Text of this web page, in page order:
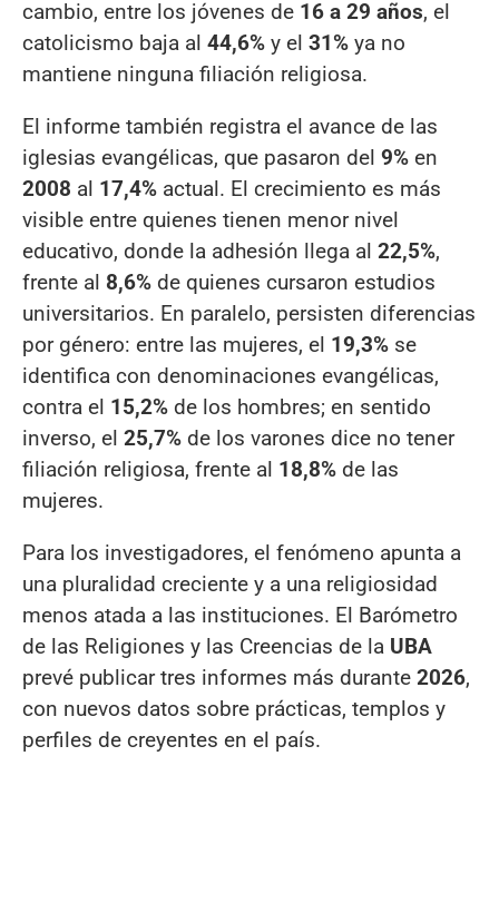
cambio, entre los jóvenes de 16 a 29 años, el
catolicismo baja al 44,6% y el 31% ya no
mantiene ninguna filiación religiosa.
El informe también registra el avance de las
iglesias evangélicas, que pasaron del 9% en
2008 al 17,4% actual. El crecimiento es más
visible entre quienes tienen menor nivel
educativo, donde la adhesión llega al 22,5%,
frente al 8,6% de quienes cursaron estudios
universitarios. En paralelo, persisten diferencias
por género: entre las mujeres, el 19,3% se
identifica con denominaciones evangélicas,
contra el 15,2% de los hombres; en sentido
inverso, el 25,7% de los varones dice no tener
filiación religiosa, frente al 18,8% de las
mujeres.
Para los investigadores, el fenómeno apunta a
una pluralidad creciente y a una religiosidad
menos atada a las instituciones. El Barómetro
de las Religiones y las Creencias de la UBA
prevé publicar tres informes más durante 2026,
con nuevos datos sobre prácticas, templos y
perfiles de creyentes en el país.